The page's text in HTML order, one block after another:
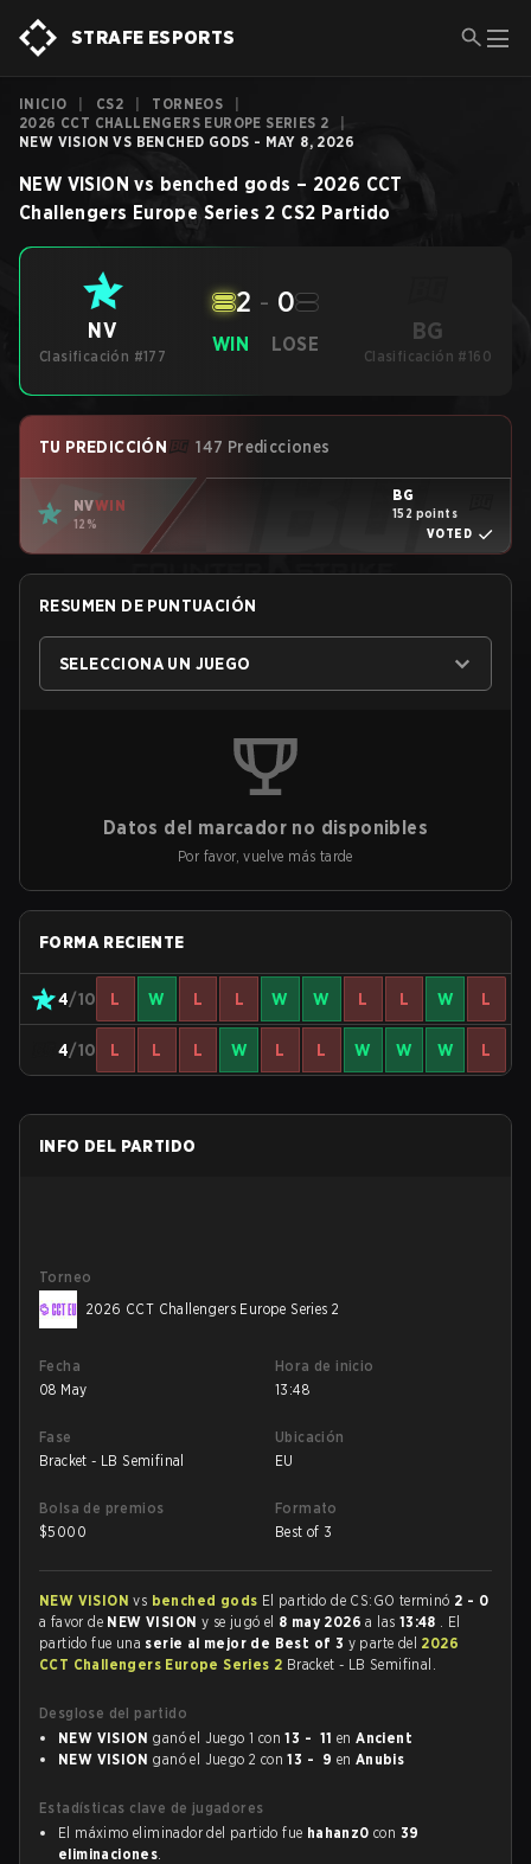
STRAFE ESPORTS
INICIO CS2 TORNEOS
2026 CCT CHALLENGERS EUROPE SERIES 2
NEW VISION VS BENCHED GODS - MAY 8, 2026
NEW VISION vs benched gods – 2026 CCT
Challengers Europe Series 2 CS2 Partido
NV
Clasificación #177
WIN
2 - 0
LOSE BG
Clasificación #160
TU PREDICCIÓN 147 Predicciones
NVWIN
12%
BG
152 points
VOTED
RESUMEN DE PUNTUACIÓN
SELECCIONA UN JUEGO
Datos del marcador no disponibles
Por favor, vuelve más tarde
FORMA RECIENTE
4/10 L W L L W W L L W L
4/10 L L L W L L W W W L
INFO DEL PARTIDO
Torneo
2026 CCT Challengers Europe Series 2
Fecha
08 May
Hora de inicio
13:48
Fase
Bracket - LB Semifinal
Ubicación
EU
Bolsa de premios
$5000
Formato
Best of 3
NEW VISIONvs benched gods El partido de CS:GO terminó 2 - 0
a favor de NEW VISION y se jugó el 8 may 2026a las 13:48 . El
partido fue una serie al mejor de Best of 3 y parte del 2026
CCT Challengers Europe Series 2 Bracket - LB Semifinal.
Desglose del partido
NEW VISION ganó el Juego 1 con13 - 11 enAncient
NEW VISION ganó el Juego 2 con13 - 9 en Anubis
Estadísticas clave de jugadores
El máximo eliminador del partido fue hahanz0 con 39
eliminaciones.